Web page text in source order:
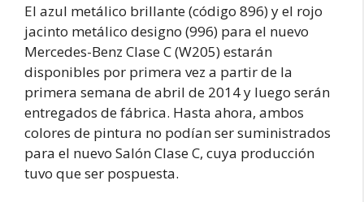
El azul metálico brillante (código 896) y el rojo
jacinto metálico designo (996) para el nuevo
Mercedes-Benz Clase C (W205) estarán
disponibles por primera vez a partir de la
primera semana de abril de 2014 y luego serán
entregados de fábrica. Hasta ahora, ambos
colores de pintura no podían ser suministrados
para el nuevo Salón Clase C, cuya producción
tuvo que ser pospuesta.